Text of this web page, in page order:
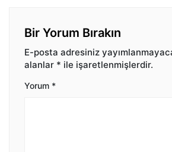
Bir Yorum Bırakın
E-posta adresiniz
alanlar * ile işaretlenmişlerdir.
Yorum *